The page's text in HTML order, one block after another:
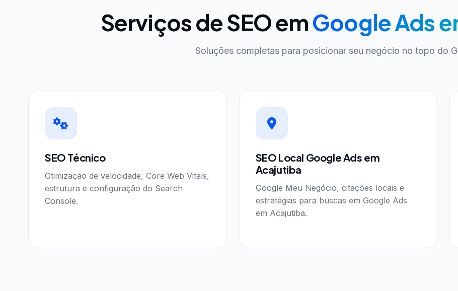
Serviços de SEO emGoogle Ads
Soluções completas para posicionar seu negócio no topo do
SEO Técnico
Otimização de velocidade, Core Web Vitals,
estrutura e configuração do Search
Console.
SEO Local Google Ads em
Acajutiba
Google Meu Negócio, citações locais e
estratégias para buscas em Google Ads
em Acajutiba.